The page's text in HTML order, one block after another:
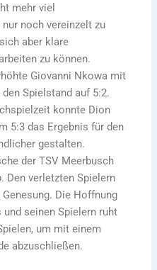
mehr viel
noch vereinzelt zu
aber klare
zu können.
Giovanni Nkowa mit
Spielstand auf 5:2.
konnte Dion
5:3 das Ergebnis für den
gestalten.
der TSV Meerbusch
Den verletzten Spielern
Die Hoffnung
seinen Spielern ruht
um mit einem
abzuschließen.